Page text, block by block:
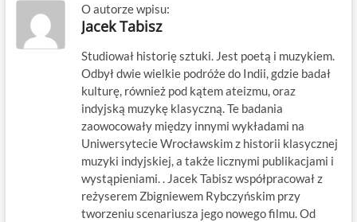
O autorze wpisu:
Jacek Tabisz
Studiował historię sztuki. Jest poetą i muzykiem.
Odbył dwie wielkie podróże do Indii, gdzie badał
kulturę, również pod kątem ateizmu, oraz
indyjską muzykę klasyczną. Te badania
zaowocowały między innymi wykładami na
Uniwersytecie Wrocławskim z historii klasycznej
muzyki indyjskiej, a także licznymi publikacjami i
wystąpieniami. . Jacek Tabisz współpracował z
reżyserem Zbigniewem Rybczyńskim przy
tworzeniu scenariusza jego nowego filmu. Od